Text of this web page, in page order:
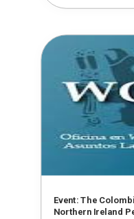
Event: The
Northern Ireland